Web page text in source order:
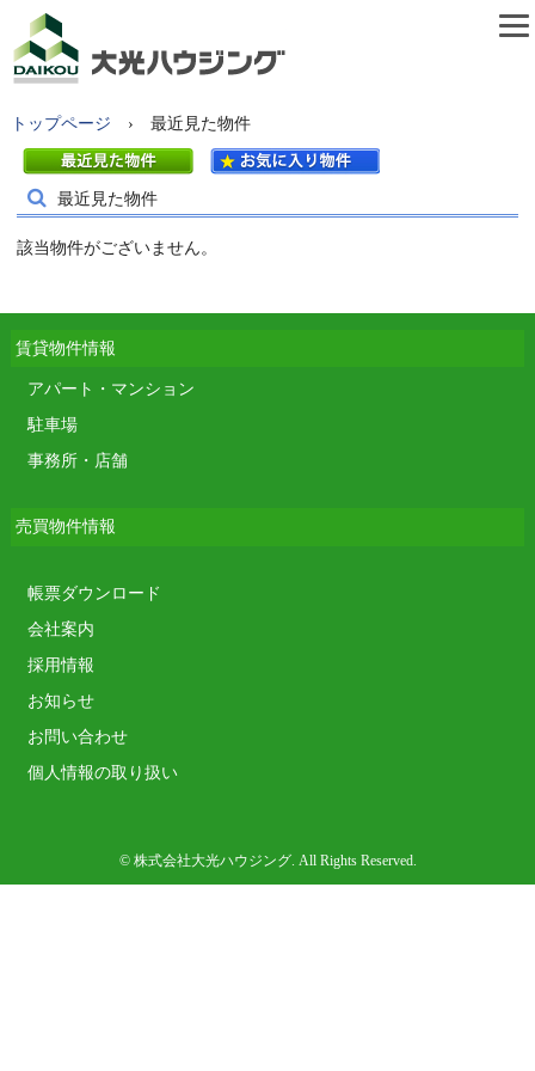
トップページ › 最近見た物件
最近見た物件
該当物件がございません。
賃貸物件情報
アパート・マンション
駐車場
事務所・店舗
売買物件情報
帳票ダウンロード
会社案内
採用情報
お知らせ
お問い合わせ
個人情報の取り扱い
© 株式会社大光ハウジング. All Rights Reserved.